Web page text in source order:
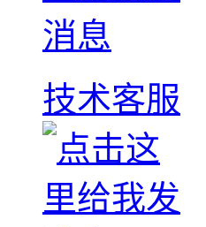
技术客服